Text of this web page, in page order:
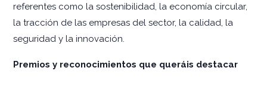
referentes como la sostenibilidad, la economía circular,
la tracción de las empresas del sector, la calidad, la
seguridad y la innovación.
Premios y reconocimientos que queráis destacar